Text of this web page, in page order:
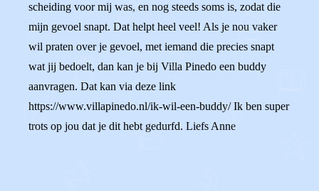
scheiding voor mij was, en nog steeds soms is, zodat die
mijn gevoel snapt. Dat helpt heel veel! Als je nou vaker
wil praten over je gevoel, met iemand die precies snapt
wat jij bedoelt, dan kan je bij Villa Pinedo een buddy
aanvragen. Dat kan via deze link
https://www.villapinedo.nl/ik-wil-een-buddy/ Ik ben super
trots op jou dat je dit hebt gedurfd. Liefs Anne